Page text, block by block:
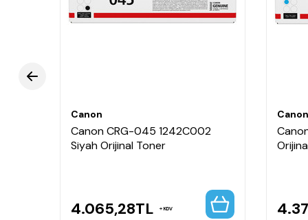
Canon i-SENSYS MF-635cx
Canon
Canon CRG-045 1242C002
Siyah Orijinal Toner
4.065,28TL KDV
Canon